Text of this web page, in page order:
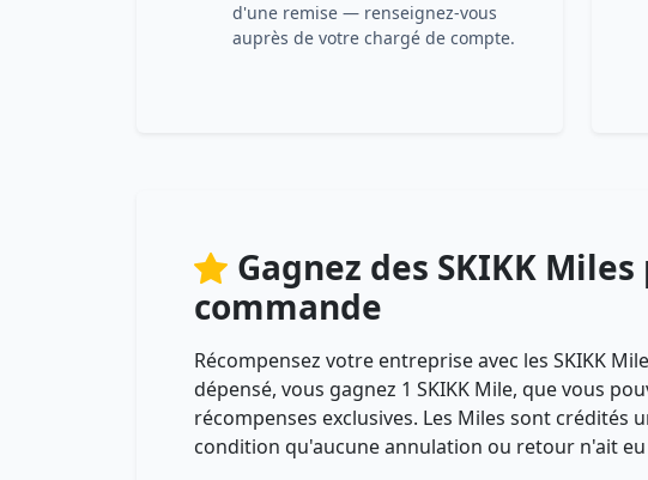
d'une remise — renseignez-vous
auprès de votre chargé de compte.
Gagnez des SKIKK
commande
Récompensez votre entreprise avec les SKIKK
dépensé, vous gagnez 1 SKIKK Mile, que vous
récompenses exclusives. Les Miles sont crédités
condition qu'aucune annulation ou retour n'ait eu